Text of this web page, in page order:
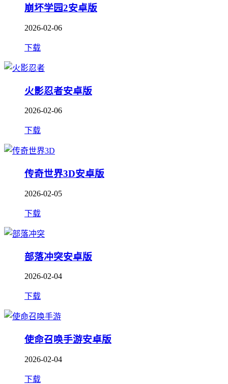
崩坏学园2安卓版
2026-02-06
下载
火影忍者安卓版
2026-02-06
下载
传奇世界3D安卓版
2026-02-05
下载
部落冲突安卓版
2026-02-04
下载
使命召唤手游安卓版
2026-02-04
下载